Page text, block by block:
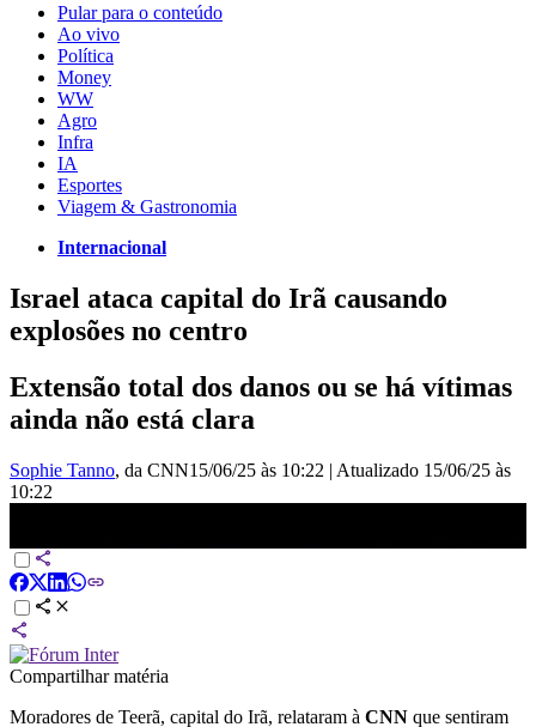
Pular para o conteúdo
Ao vivo
Política
Money
WW
Agro
Infra
IA
Esportes
Viagem & Gastronomia
Internacional
Israel ataca capital do Irã causando
explosões no centro
Extensão total dos danos ou se há vítimas
ainda não está clara
Sophie Tanno, da CNN15/06/25 às 10:22 | Atualizado 15/06/25 às
10:22
Compartilhar matéria
Moradores de Teerã, capital do Irã, relataram à CNN que sentiram